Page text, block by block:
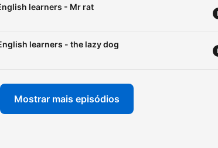
learners - Mr rat
learners - the lazy dog
Mostrar mais episódios